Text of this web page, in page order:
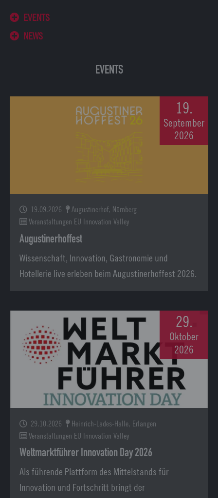
EVENTS
NEWS
EVENTS
19.
September
2026
19.09.2026
Augustinerhof, Nürnberg
Veranstaltungen EU Innovation Valley
Augustinerhoffest
Wissenschaft, Innovation, Gastronomie und
Hotellerie live erleben beim Augustinerhoffest 2026.
29.
Oktober
2026
29.10.2026
Heinrich-Lades-Halle, Erlangen
Veranstaltungen EU Innovation Valley
Weltmarktführer Innovation Day 2026
Als führende Plattform des Mittelstands für
Innovation und Fortschritt bringt der